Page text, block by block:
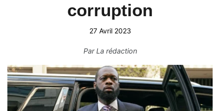
corruption
27 Avril 2023
ParLa rédaction